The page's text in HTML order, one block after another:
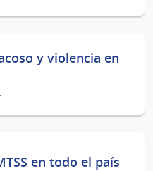
y violencia en
en todo el país